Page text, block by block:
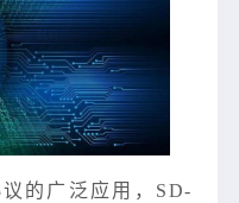
的广泛应用，SD-